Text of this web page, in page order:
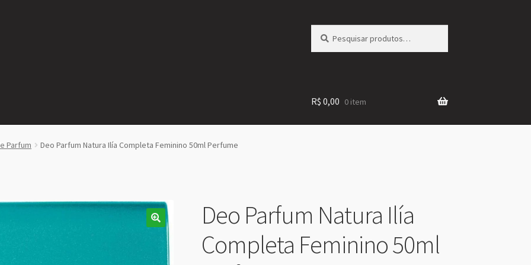
por:
R$ 0,00 0 item
Parfum Deo Parfum Natura Ilía Completa Feminino 50ml Perfume
Deo Parfum Natura Ilía
Completa Feminino 50ml